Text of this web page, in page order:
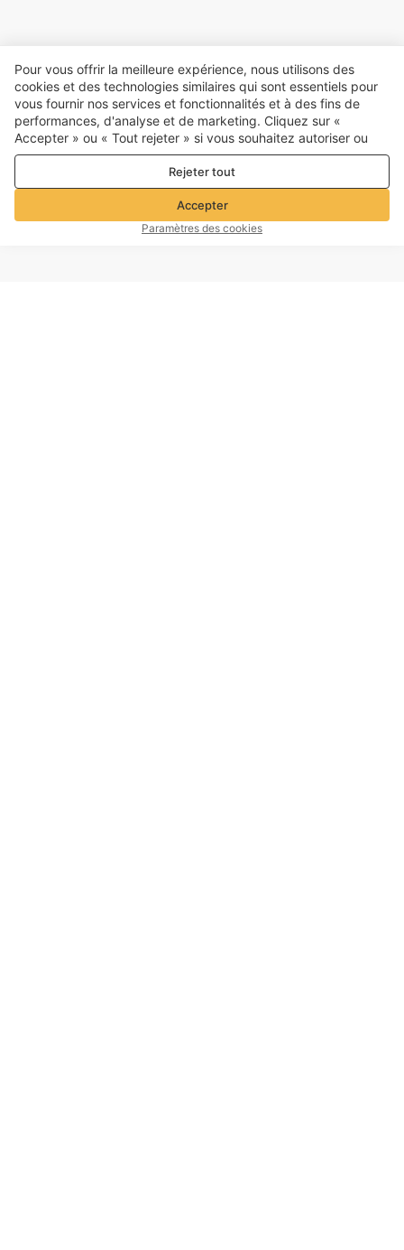
Pour vous offrir la meilleure expérience, nous utilisons des
cookies et des technologies similaires qui sont essentiels pour
vous fournir nos services et fonctionnalités et à des fins de
performances, d'analyse et de marketing. Cliquez sur «
Accepter » ou « Tout rejeter » si vous souhaitez autoriser ou
refuser tout. cookies à des fins de performance, d’analyse et
de marketing. Pour plus de détails, consultez notre
confidentialité et de cookies
Rejeter tout
Accepter
Paramètres des cookies